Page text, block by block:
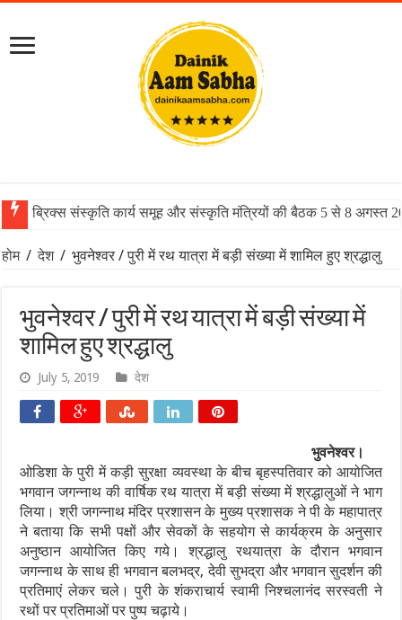
ब्रिक्स संस्कृति कार्य समूह और संस्कृति मंत्रियों की बैठक 5 से 8 अगस्त
होम / देश / भुवनेश्वर / पुरी में रथ यात्रा में बड़ी संख्या में शामिल हुए श्रद्धालु
भुवनेश्वर / पुरी में रथ यात्रा में बड़ी संख्या में
शामिल हुए श्रद्धालु
July 5, 2019 देश
भुवनेश्वर।
ओडिशा के पुरी में कड़ी सुरक्षा व्यवस्था के बीच बृहस्पतिवार को आयोजित
भगवान जगन्नाथ की वार्षिक रथ यात्रा में बड़ी संख्या में श्रद्धालुओं ने भाग
लिया। श्री जगन्नाथ मंदिर प्रशासन के मुख्य प्रशासक ने पी के महापात्र
ने बताया कि सभी पक्षों और सेवकों के सहयोग से कार्यक्रम के अनुसार
अनुष्ठान आयोजित किए गये। श्रद्धालु रथयात्रा के दौरान भगवान
जगन्नाथ के साथ ही भगवान बलभद्र, देवी सुभद्रा और भगवान सुदर्शन की
प्रतिमाएं लेकर चले। पुरी के शंकराचार्य स्वामी निश्चलानंद सरस्वती ने
रथों पर प्रतिमाओं पर पुष्प चढ़ाये।